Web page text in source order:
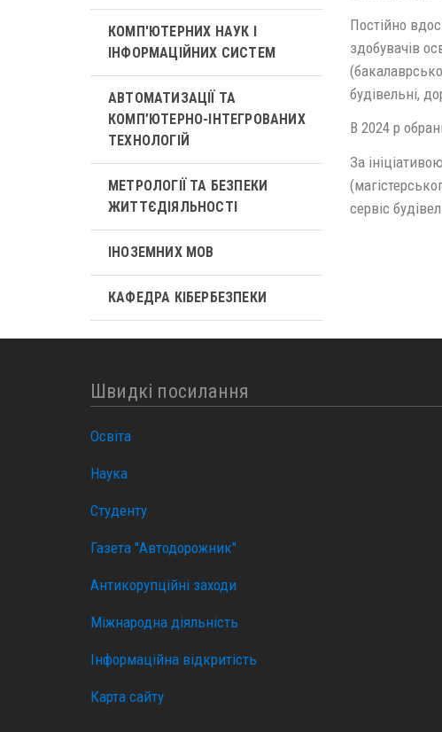
Постійно
здобувачів
будівельні,
В 2024 р
За
сервіс
КОМП'ЮТЕРНИХ НАУК І
ІНФОРМАЦІЙНИХ СИСТЕМ
АВТОМАТИЗАЦІЇ ТА
КОМП’ЮТЕРНО-ІНТЕГРОВАНИХ
ТЕХНОЛОГІЙ
МЕТРОЛОГІЇ ТА БЕЗПЕКИ
ЖИТТЄДІЯЛЬНОСТІ
ІНОЗЕМНИХ МОВ
КАФЕДРА КІБЕРБЕЗПЕКИ
Швидкі посилання
Освіта
Наука
Студенту
Газета "Автодорожник"
Антикорупційні заходи
Міжнародна діяльність
Інформаційна відкритість
Карта сайту